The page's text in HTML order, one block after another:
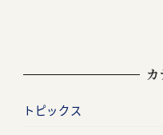
トピックス